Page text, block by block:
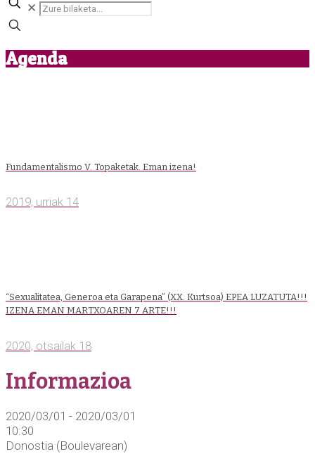
✕
Agenda
Fundamentalismo V. Topaketak. Eman izena!
2019, urriak 14
“Sexualitatea, Generoa eta Garapena” (XX. Kurtsoa) EPEA LUZATUTA!!!
IZENA EMAN MARTXOAREN 7 ARTE!!!
2020, otsailak 18
Informazioa
2020/03/01 - 2020/03/01
10:30
Donostia (Boulevarean)